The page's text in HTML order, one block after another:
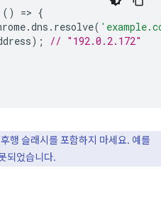
() => {
.dns . resolve(
);
// "192.0.2.172"
행 슬래시를 포함하지 마세요. 예를
되었습니다.